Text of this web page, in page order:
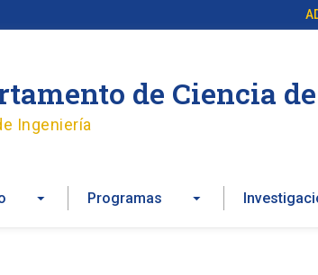
de Ciencia
Ingeniería
Programas